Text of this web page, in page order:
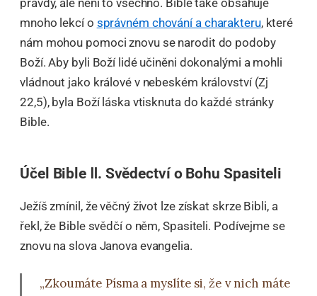
pravdy, ale není to všechno. Bible také obsahuje
mnoho lekcí o správném chování a charakteru, které
nám mohou pomoci znovu se narodit do podoby
Boží. Aby byli Boží lidé učiněni dokonalými a mohli
vládnout jako králové v nebeském království (Zj
22,5), byla Boží láska vtisknuta do každé stránky
Bible.
Účel Bible Ⅱ. Svědectví o Bohu Spasiteli
Ježíš zmínil, že věčný život lze získat skrze Bibli, a
řekl, že Bible svědčí o něm, Spasiteli. Podívejme se
znovu na slova Janova evangelia.
„Zkoumáte Písma a myslíte si, že v nich máte